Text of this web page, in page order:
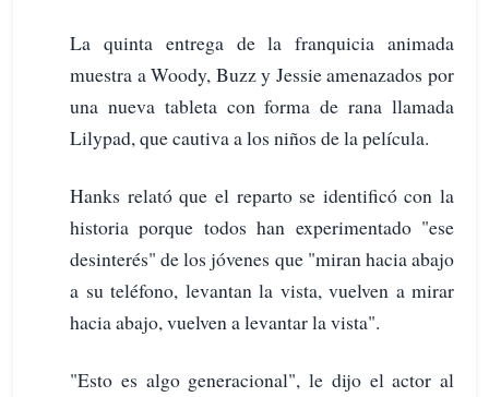
La quinta entrega de la franquicia animada
muestra a Woody, Buzz y Jessie amenazados por
una nueva tableta con forma de rana llamada
Lilypad, que cautiva a los niños de la película.
Hanks relató que el reparto se identificó con la
historia porque todos han experimentado "ese
desinterés" de los jóvenes que "miran hacia abajo
a su teléfono, levantan la vista, vuelven a mirar
hacia abajo, vuelven a levantar la vista".
"Esto es algo generacional", le dijo el actor al